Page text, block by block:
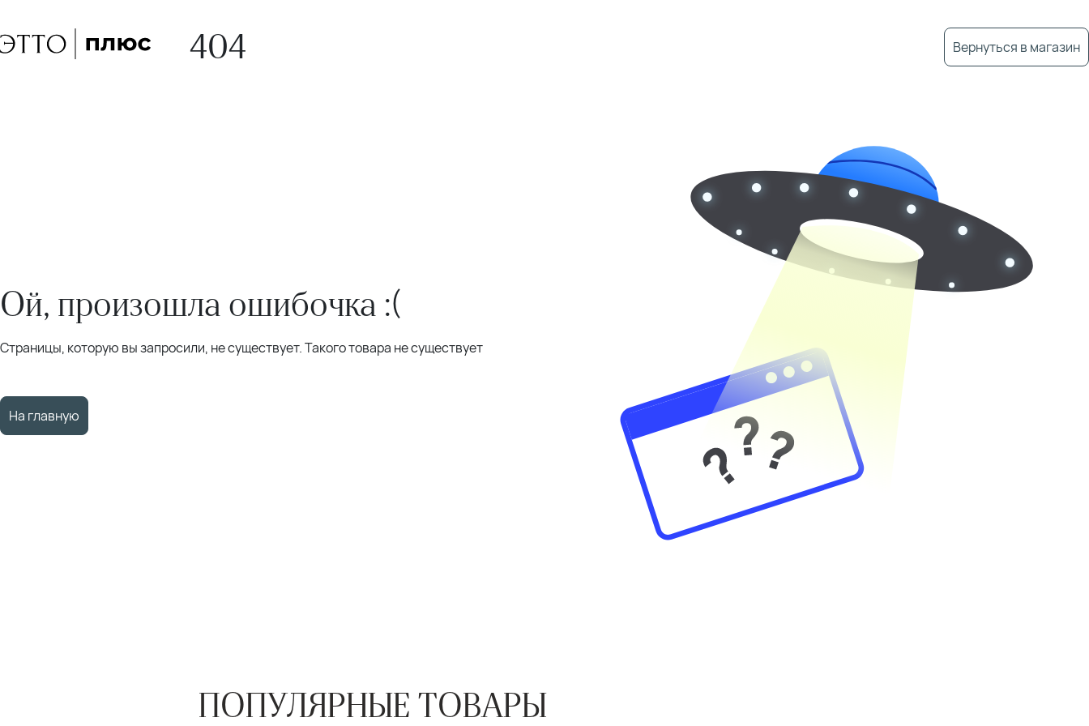
404 Вернуться в магазин
Ой, произошла ошибочка :(
Страницы, которую вы запросили, не существует. Такого товара не существует
На главную
ПОПУЛЯРНЫЕ ТОВАРЫ